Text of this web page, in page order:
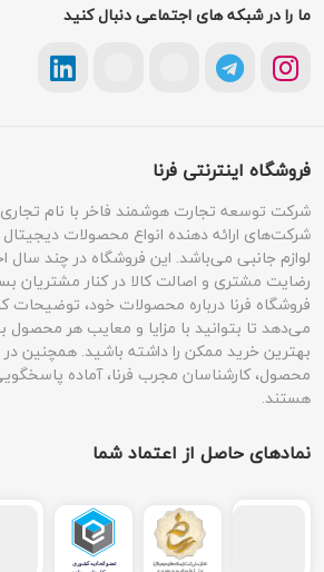
ما را در شبکه های اجتماعی دنبال کنید
فروشگاه اینترنتی فرنا
شرکت توسعه تجارت هوشمند فاخر با نام تجاری
شرکت‌های ارائه دهنده انواع محصولات دیجیتال
لوازم جانبی می‌باشد. این فروشگاه در چند سال
رضایت مشتری و اصالت کالا در کنار مشتریان
فروشگاه فرنا درباره محصولات خود، توضیحات
می‌دهد تا بتوانید با مزایا و معایب هر محصول
بهترین خرید ممکن را داشته باشید. همچنین در
محصول، کارشناسان مجرب فرنا، آماده
هستند.
نمادهای حاصل از اعتماد شما